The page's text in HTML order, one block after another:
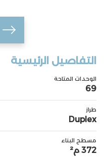
التفاصيل الرئيسية
الوحدات المتاحة
69
طراز
Duplex
مسطح البناء
372 م²